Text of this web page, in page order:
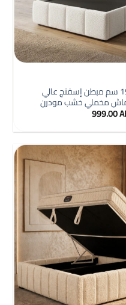
+
سرير سنجل 90×190 سم مبطن إسفنج عالي
مخملي خشب مودرن
999.00السعر
هو: